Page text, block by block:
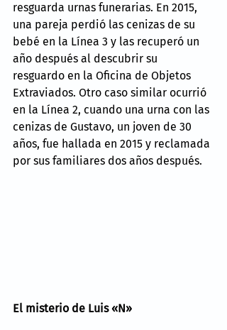
resguarda urnas funerarias. En 2015,
una pareja perdió las cenizas de su
bebé en la Línea 3 y las recuperó un
año después al descubrir su
resguardo en la Oficina de Objetos
Extraviados. Otro caso similar ocurrió
en la Línea 2, cuando una urna con las
cenizas de Gustavo, un joven de 30
años, fue hallada en 2015 y reclamada
por sus familiares dos años después.
El misterio de Luis «N»